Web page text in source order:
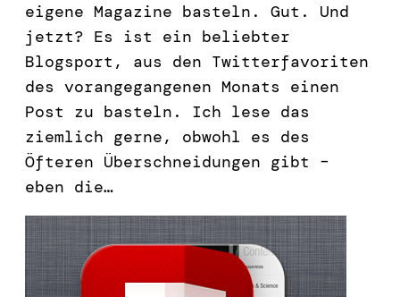
eigene Magazine basteln. Gut. Und
jetzt? Es ist ein beliebter
Blogsport, aus den Twitterfavoriten
des vorangegangenen Monats einen
Post zu basteln. Ich lese das
ziemlich gerne, obwohl es des
Öfteren Überschneidungen gibt –
eben die…